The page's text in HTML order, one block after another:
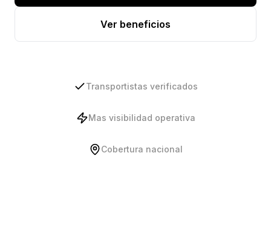
Ver beneficios
Transportistas verificados
Mas visibilidad operativa
Cobertura nacional